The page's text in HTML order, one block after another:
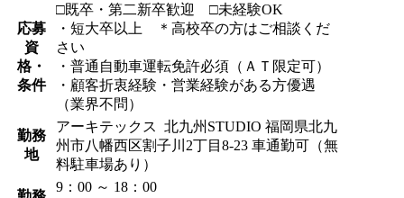
応募
資
格・
条件
□既卒・第二新卒歓迎 □未経験OK
・短大卒以上 ＊高校卒の方はご相談くだ
さい
・普通自動車運転免許必須（ＡＴ限定可）
・顧客折衷経験・営業経験がある方優遇
（業界不問）
勤務
地
アーキテックス 北九州STUDIO 福岡県北九
州市八幡西区割子川2丁目8-23 車通勤可（無
料駐車場あり）
9：00 ～ 18：00